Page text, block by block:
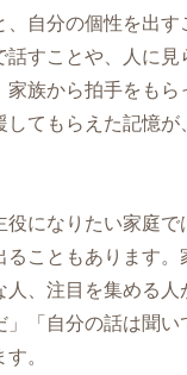
、自分の個性を出す
話すことや、人に
家族から拍手をもら
してもらえた記憶が
役になりたい家庭で
ることもあります。
人、注目を集める
」「自分の話は聞
。